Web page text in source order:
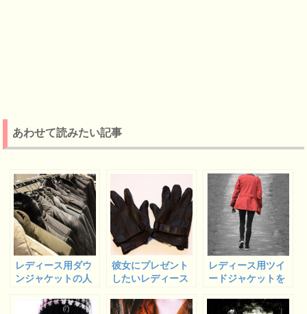
あわせて読みたい記事
レディース用ダウ
ンジャケットの人
彼女にプレゼント
したいレディース
レディース用ツイ
ードジャケットを